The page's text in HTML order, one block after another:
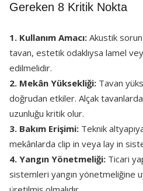
Gereken 8 Kritik Nokta
1. Kullanım Amacı: Akustik
tavan, estetik odaklıysa lamel
edilmelidir.
2. Mekân Yüksekliği: Tavan
doğrudan etkiler. Alçak
uzunluğu kritik olur.
3. Bakım Erişimi: Teknik
mekânlarda clip in veya lay in
4. Yangın Yönetmeliği: Ticari
sistemleri yangın yönetmeliğine